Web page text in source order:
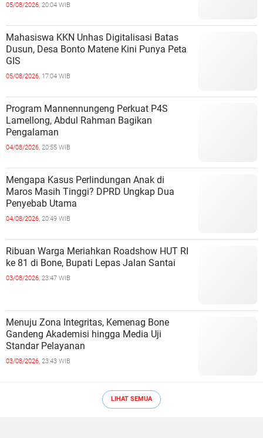
05/08/2026, 20:04 WIB
Mahasiswa KKN Unhas Digitalisasi Batas
Dusun, Desa Bonto Matene Kini Punya Peta
GIS
05/08/2026, 17:04 WIB
Program Mannennungeng Perkuat P4S
Lamellong, Abdul Rahman Bagikan
Pengalaman
04/08/2026, 20:55 WIB
Mengapa Kasus Perlindungan Anak di
Maros Masih Tinggi? DPRD Ungkap Dua
Penyebab Utama
04/08/2026, 20:49 WIB
Ribuan Warga Meriahkan Roadshow HUT RI
ke 81 di Bone, Bupati Lepas Jalan Santai
03/08/2026, 23:47 WIB
Menuju Zona Integritas, Kemenag Bone
Gandeng Akademisi hingga Media Uji
Standar Pelayanan
03/08/2026, 23:43 WIB
LIHAT SEMUA